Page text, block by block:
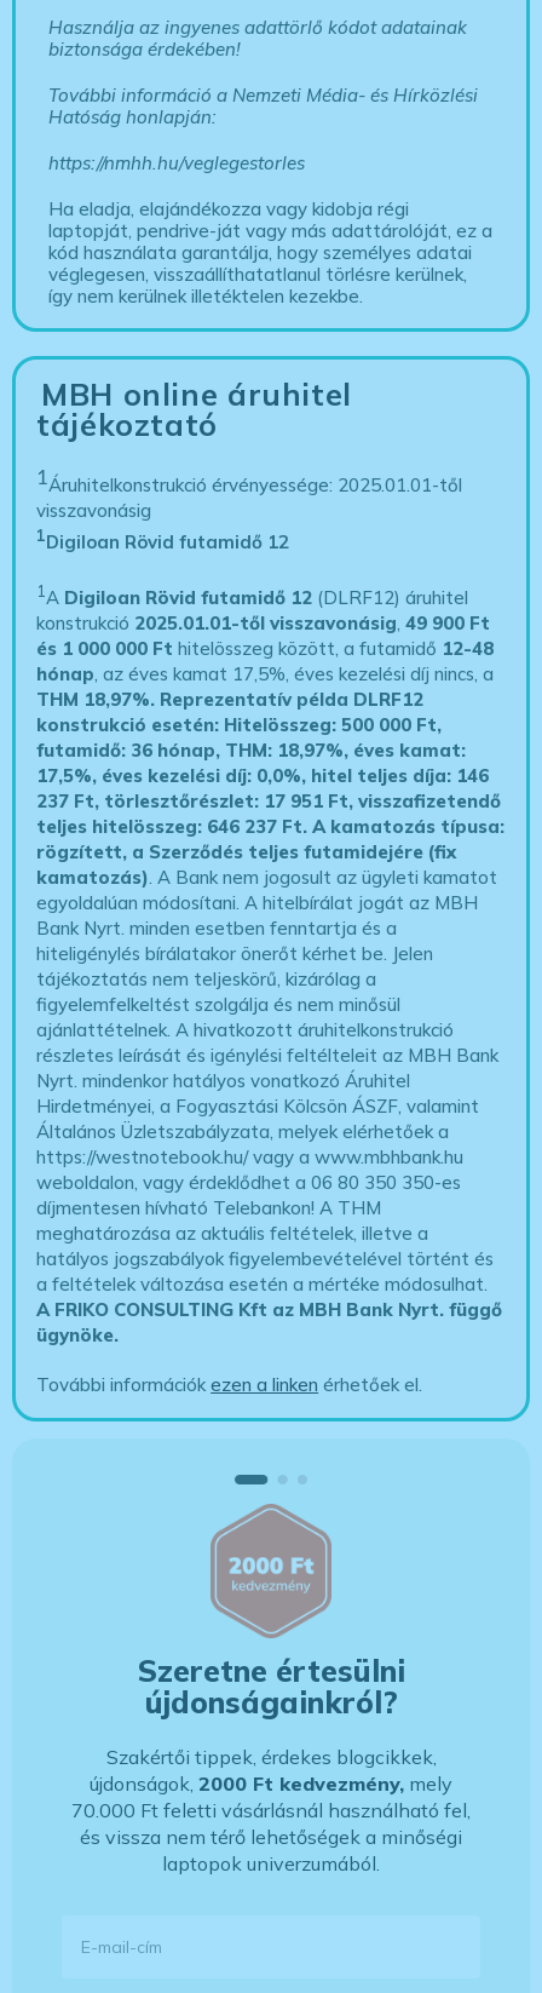
Használja az ingyenes adattörlő kódot adatainak
biztonsága érdekében!
További információ a Nemzeti Média- és Hírközlési
Hatóság honlapján:
https://nmhh.hu/veglegestorles
Ha eladja, elajándékozza vagy kidobja régi
laptopját, pendrive-ját vagy más adattárolóját, ez a
kód használata garantálja, hogy személyes adatai
véglegesen, visszaállíthatatlanul törlésre kerülnek,
így nem kerülnek illetéktelen kezekbe.
MBH online áruhitel
tájékoztató
1Áruhitelkonstrukció érvényessége: 2025.01.01-től
visszavonásig
1Digiloan Rövid futamidő 12
1A Digiloan Rövid futamidő 12 (DLRF12) áruhitel
konstrukció 2025.01.01-től visszavonásig,49 900 Ft
és 1 000 000 Ft hitelösszeg között, a futamidő 12-48
hónap, az éves kamat 17,5%, éves kezelési díj nincs, a
THM 18,97%. Reprezentatív példa DLRF12
konstrukció esetén: Hitelösszeg: 500 000 Ft,
futamidő: 36 hónap, THM: 18,97%, éves kamat:
17,5%, éves kezelési díj: 0,0%, hitel teljes díja: 146
237 Ft, törlesztőrészlet: 17 951 Ft, visszafizetendő
teljes hitelösszeg: 646 237 Ft.A kamatozás típusa:
rögzített, a Szerződés teljes futamidejére (fix
kamatozás). A Bank nem jogosult az ügyleti kamatot
egyoldalúan módosítani. A hitelbírálat jogát az MBH
Bank Nyrt. minden esetben fenntartja és a
hiteligénylés bírálatakor önerőt kérhet be. Jelen
tájékoztatás nem teljeskörű, kizárólag a
figyelemfelkeltést szolgálja és nem minősül
ajánlattételnek. A hivatkozott áruhitelkonstrukció
részletes leírását és igénylési feltélteleit az MBH Bank
Nyrt. mindenkor hatályos vonatkozó Áruhitel
Hirdetményei, a Fogyasztási Kölcsön ÁSZF, valamint
Általános Üzletszabályzata, melyek elérhetőek a
https://westnotebook.hu/vagy a www.mbhbank.hu
weboldalon, vagy érdeklődhet a 06 80 350 350-es
díjmentesen hívható Telebankon! A THM
meghatározása az aktuális feltételek, illetve a
hatályos jogszabályok figyelembevételével történt és
a feltételek változása esetén a mértéke módosulhat.
A FRIKO CONSULTING Kft az MBH Bank Nyrt. függő
ügynöke.
További információkezen a linken érhetőek el.
Szeretne értesülni
újdonságainkról?
Szakértői tippek, érdekes blogcikkek,
újdonságok, 2000 Ft kedvezmény, mely
70.000 Ft feletti vásárlásnál használható fel,
és vissza nem térő lehetőségek a minőségi
laptopok univerzumából.